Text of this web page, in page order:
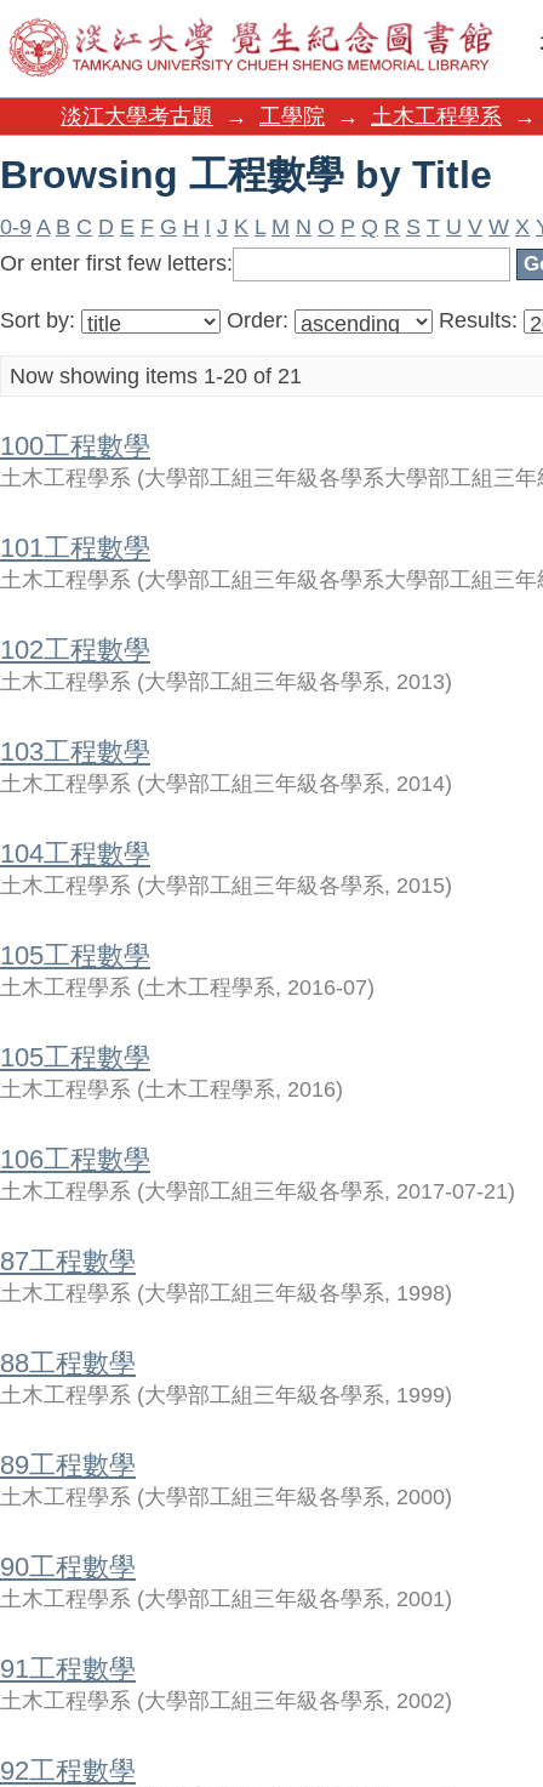
Browsing 工程數學 by Title
淡江大學考古題 → 工學院 → 土木工程學系 →
Browsing 工程數學 by Title
0-9 A B C D E F G H I J K L M N O P Q R S T U V W X
Or enter first few letters:
Sort by: Order: Results:
Now showing items 1-20 of 21
100工程數學
土木工程學系 (大學部工組三年級各學系大學部工組三年
101工程數學
土木工程學系 (大學部工組三年級各學系大學部工組三年
102工程數學
土木工程學系 (大學部工組三年級各學系, 2013)
103工程數學
土木工程學系 (大學部工組三年級各學系, 2014)
104工程數學
土木工程學系 (大學部工組三年級各學系, 2015)
105工程數學
土木工程學系 (土木工程學系, 2016-07)
105工程數學
土木工程學系 (土木工程學系, 2016)
106工程數學
土木工程學系 (大學部工組三年級各學系, 2017-07-21)
87工程數學
土木工程學系 (大學部工組三年級各學系, 1998)
88工程數學
土木工程學系 (大學部工組三年級各學系, 1999)
89工程數學
土木工程學系 (大學部工組三年級各學系, 2000)
90工程數學
土木工程學系 (大學部工組三年級各學系, 2001)
91工程數學
土木工程學系 (大學部工組三年級各學系, 2002)
92工程數學